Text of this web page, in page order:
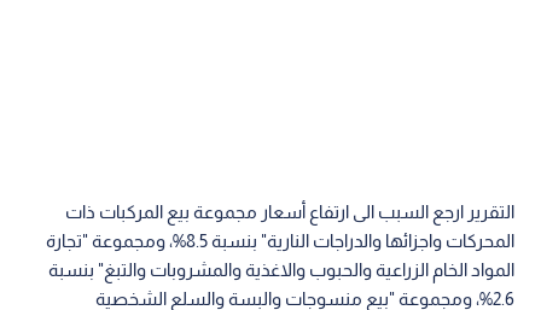
التقرير ارجع السبب الى ارتفاع أسعار مجموعة بيع المركبات ذات
المحركات واجزائها والدراجات النارية" بنسبة 8.5%، ومجموعة "تجارة
المواد الخام الزراعية والحبوب والاغذية والمشروبات والتبغ" بنسبة
2.6%، ومجموعة "بيع منسوجات والبسة والسلع الشخصية